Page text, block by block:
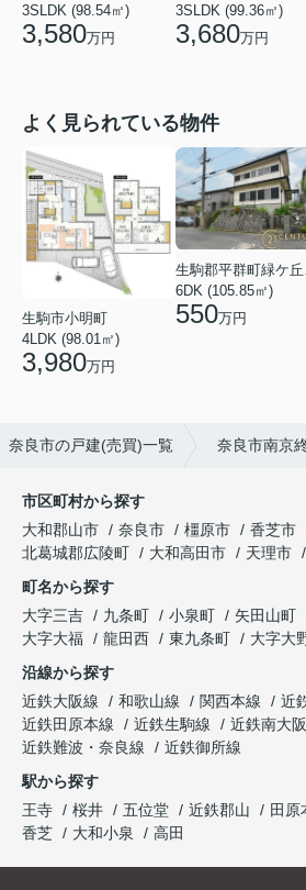
3SLDK (98.54㎡)
3,580万円
3SLDK (99.36㎡)
3,680万円
よく見られている物件
生駒市小明町
4LDK (98.01㎡)
3,980万円
6DK (105.85㎡)
550万円
奈良市の戸建(売買)一覧 奈良市南京
市区町村から探す
大和郡山市
奈良市 橿原市 香芝市
北葛城郡広陵町
大和高田市 天理市
町名から探す
大字三吉
九条町 小泉町 矢田山町
大字大福
龍田西 東九条町
大字大
沿線から探す
近鉄大阪線
和歌山線 関西本線 近
近鉄田原本線
近鉄生駒線
近鉄南大
近鉄難波・奈良線
近鉄御所線
駅から探す
王寺
桜井 五位堂 近鉄郡山 田原
香芝
大和小泉 高田